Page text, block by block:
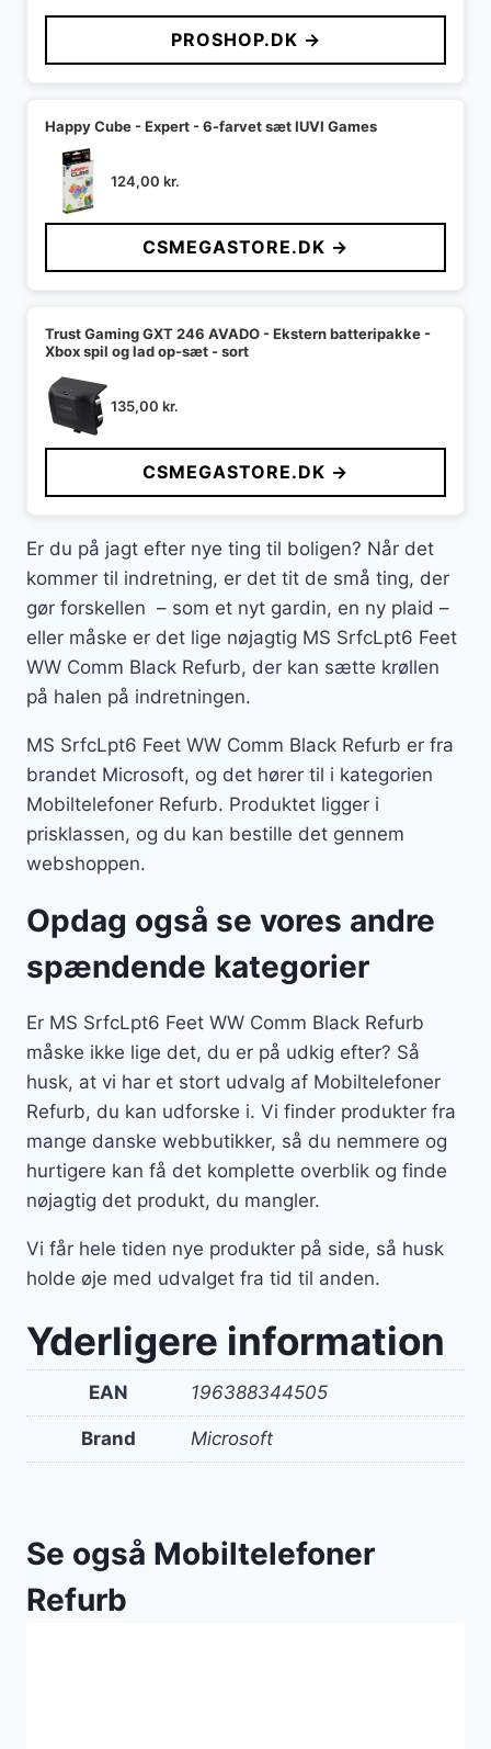
PROSHOP.DK →
Happy Cube - Expert - 6-farvet sæt IUVI Games
124,00 kr.
CSMEGASTORE.DK →
Trust Gaming GXT 246 AVADO - Ekstern batteripakke -
Xbox spil og lad op-sæt - sort
135,00 kr.
CSMEGASTORE.DK →
Er du på jagt efter nye ting til boligen? Når det
kommer til indretning, er det tit de små ting, der
gør forskellen – som et nyt gardin, en ny plaid –
eller måske er det lige nøjagtig MS SrfcLpt6 Feet
WW Comm Black Refurb, der kan sætte krøllen
på halen på indretningen.
MS SrfcLpt6 Feet WW Comm Black Refurb er fra
brandet Microsoft, og det hører til i kategorien
Mobiltelefoner Refurb. Produktet ligger i
prisklassen, og du kan bestille det gennem
webshoppen.
Opdag også se vores andre
spændende kategorier
Er MS SrfcLpt6 Feet WW Comm Black Refurb
måske ikke lige det, du er på udkig efter? Så
husk, at vi har et stort udvalg af Mobiltelefoner
Refurb, du kan udforske i. Vi finder produkter fra
mange danske webbutikker, så du nemmere og
hurtigere kan få det komplette overblik og finde
nøjagtig det produkt, du mangler.
Vi får hele tiden nye produkter på side, så husk
holde øje med udvalget fra tid til anden.
Yderligere information
EAN 196388344505
Brand Microsoft
Se også Mobiltelefoner
Refurb